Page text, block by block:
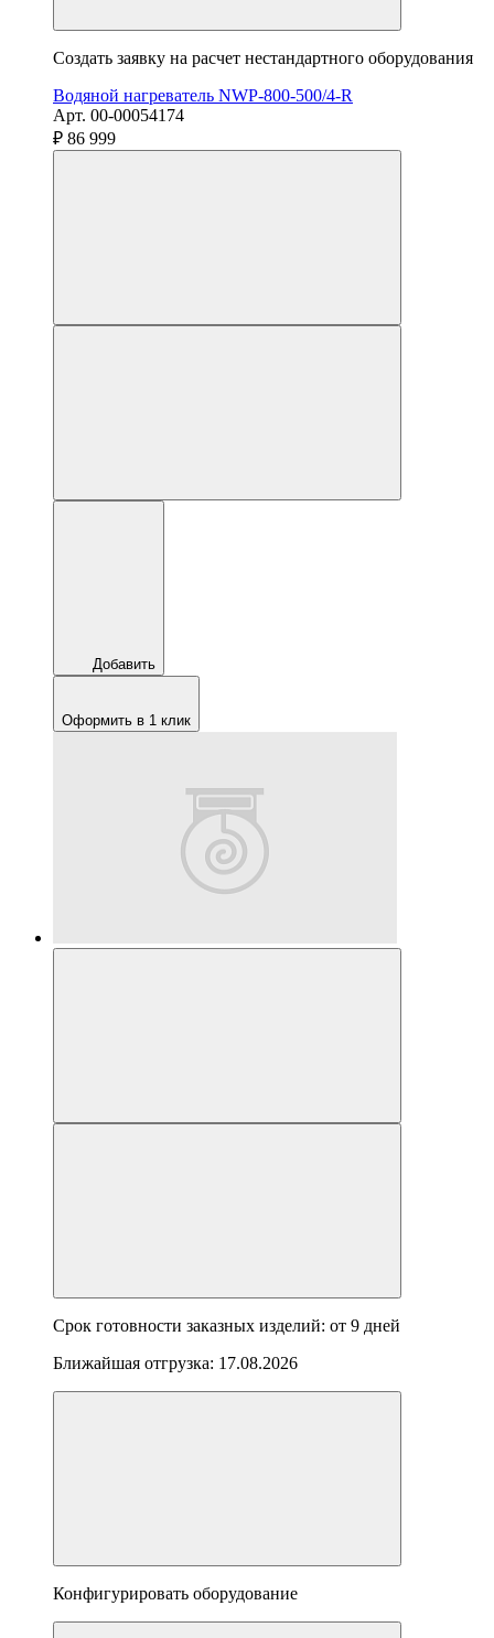
Создать заявку на расчет нестандартного оборудования
Водяной нагреватель NWP-800-500/4-R
Арт. 00-00054174
₽ 86 999
Добавить
Оформить в 1 клик
Срок готовности заказных изделий: от 9 дней
Ближайшая отгрузка: 17.08.2026
Конфигурировать оборудование